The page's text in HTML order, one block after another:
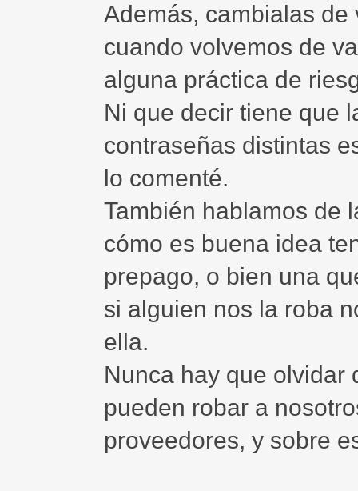
Además, cambialas
cuando volvemos de
alguna práctica de
Ni que decir tiene que
contraseñas distintas
lo comenté.
También hablamos de
cómo es buena idea
prepago, o bien una
si alguien nos la roba
ella.
Nunca hay que olvidar
pueden robar a
proveedores, y sobre